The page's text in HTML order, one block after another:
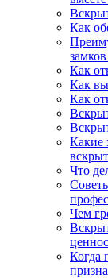
Как
Как
Как
Как
Какие
Что
Чем
Когда